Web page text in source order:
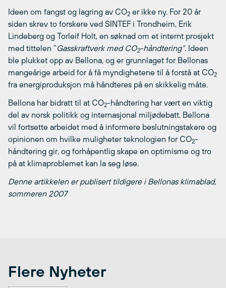
Ideen om fangst og lagring av CO2 er ikke ny. For 20 år
siden skrev to forskere ved SINTEF i Trondheim, Erik
Lindeberg og Torleif Holt, en søknad om et internt prosjekt
med tittelen “Gasskraftverk med CO2-håndtering”. Ideen
ble plukket opp av Bellona, og er grunnlaget for Bellonas
mangeårige arbeid for å få myndighetene til å forstå at CO2
fra energiproduksjon må håndteres på en skikkelig måte.
Bellona har bidratt til at CO2-håndtering har vært en viktig
del av norsk politikk og internasjonal miljødebatt. Bellona
vil fortsette arbeidet med å informere beslutningstakere og
opinionen om hvilke muligheter teknologien for CO2-
håndtering gir, og forhåpentlig skape en optimisme og tro
på at klimaproblemet kan la seg løse.
Denne artikkelen er publisert tildigere i Bellonas klimablad,
sommeren 2007
Flere Nyheter